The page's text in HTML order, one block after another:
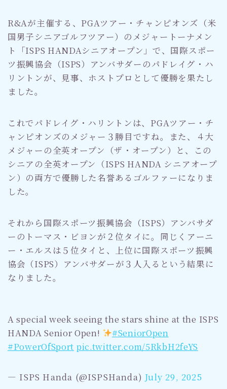
R&Aが主催する、PGAツアー・チャンピオンズ（米
国男子シニアゴルフツアー）のメジャートーナメン
ト「ISPS HANDAシニアオープン」で、国際スポー
ツ振興協会（ISPS）アンバサダーのパドレイグ・ハ
リントンが、見事、ホストプロとして優勝を果たし
ました。
これでパドレイグ・ハリントンは、PGAツアー・チ
ャンピオンズのメジャー３勝目ですね。また、４大
メジャーの全英オープン（ザ・オープン）と、この
シニアの全英オープン（ISPS HANDA シニアオープ
ン）の両方で優勝した名誉あるゴルファーになりま
した。
それから国際スポーツ振興協会（ISPS）アンバサダ
ーのトーマス・ビヨンが２位タイに。同じくアーニ
ー・エルスは５位タイと、上位に国際スポーツ振興
協会（ISPS）アンバサダーが３人入るという結果に
なりました。
A special week seeing the stars shine at the ISPS
HANDA Senior Open!
#SeniorOpen
#PowerOfSport pic.twitter.com/5RkbH2feYS
— ISPS Handa (@ISPSHanda)July 29, 2025